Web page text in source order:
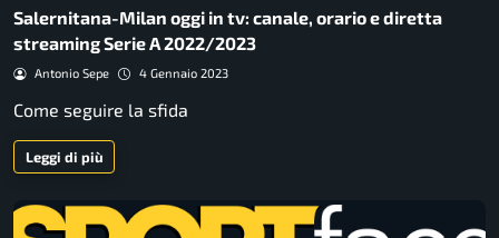
Salernitana-Milan oggi in tv: canale, orario e diretta
streaming Serie A 2022/2023
Antonio Sepe 4 Gennaio 2023
Come seguire la sfida
Leggi di più